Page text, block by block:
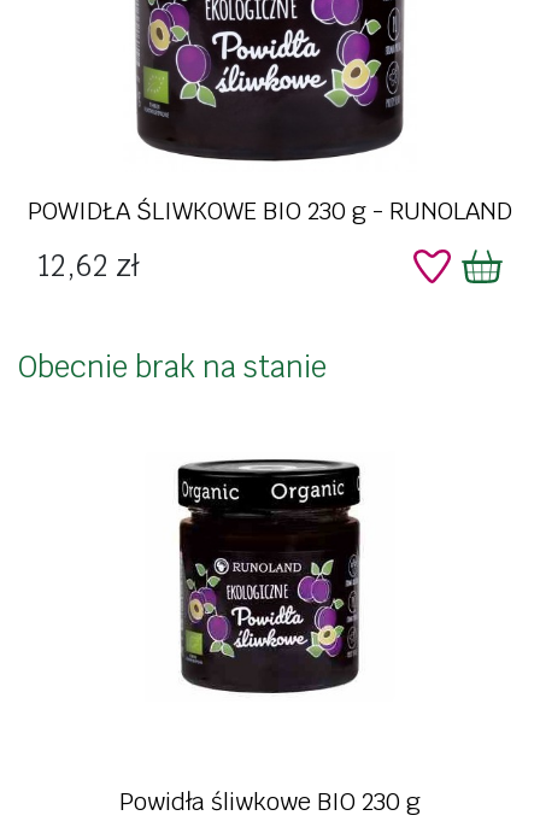
POWIDŁA ŚLIWKOWE BIO 230 g - RUNOLAND
Cena
12,62 zł
Powidła śliwkowe BIO 230 g
Obecnie brak na stanie